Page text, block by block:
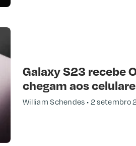
Galaxy S23 recebe
chegam aos
William Schendes 2 setembro